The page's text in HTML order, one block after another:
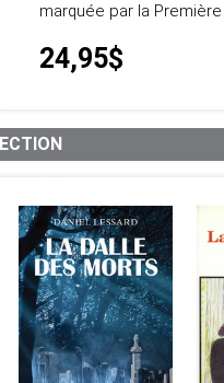
marquée par la
24,95$